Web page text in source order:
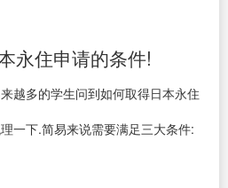
永住申请的条件!
越多的学生问到如何取得日本永住
一下.简易来说需要满足三大条件: